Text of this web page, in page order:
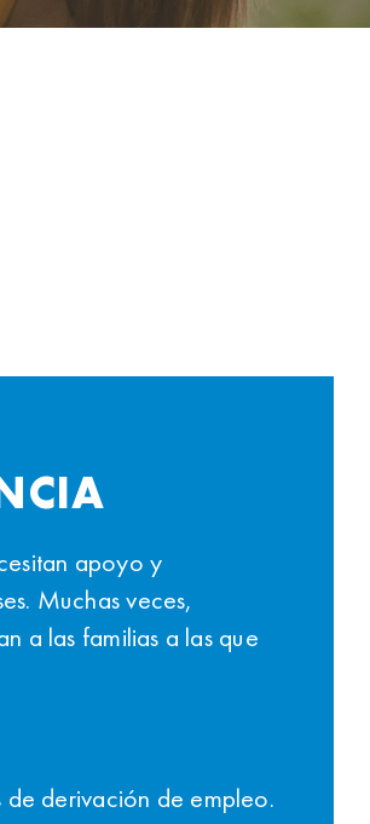
apoyo y
Muchas veces,
a las familias a las que
de derivación de empleo.